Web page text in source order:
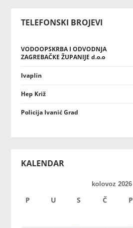
TELEFONSKI BROJEVI
VODOOPSKRBA I ODVODNJA
ZAGREBAČKE ŽUPANIJE d.o.o
Ivaplin
Hep Križ
Policija Ivanić Grad
KALENDAR
kolovoz 2026
P U S Č P